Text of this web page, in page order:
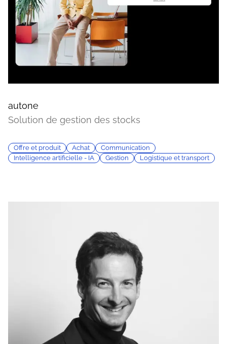
autone
Solution de gestion des stocks
Offre et produit Achat
Communication
Intelligence artificielle - IA
Gestion Logistique et transport